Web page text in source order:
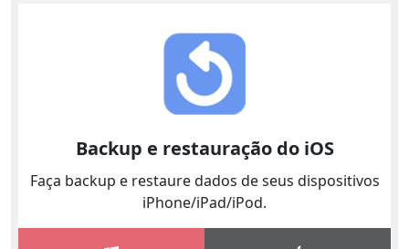
Backup e restauração do iOS
Faça backup e restaure dados de seus dispositivos
iPhone/iPad/iPod.